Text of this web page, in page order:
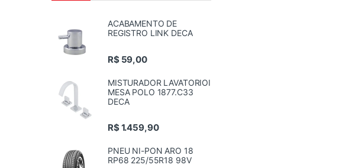
ACABAMENTO DE
REGISTRO LINK DECA
R$59,00
MISTURADOR LAVATORIOI
MESA POLO 1877.C33
DECA
R$1.459,90
PNEU NI-PON ARO 18
RP68 225/55R18 98V